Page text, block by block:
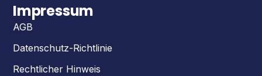
Impressum
AGB
Datenschutz-Richtlinie
Rechtlicher Hinweis